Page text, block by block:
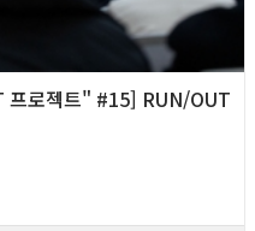
로젝트" #15] RUN/OUT